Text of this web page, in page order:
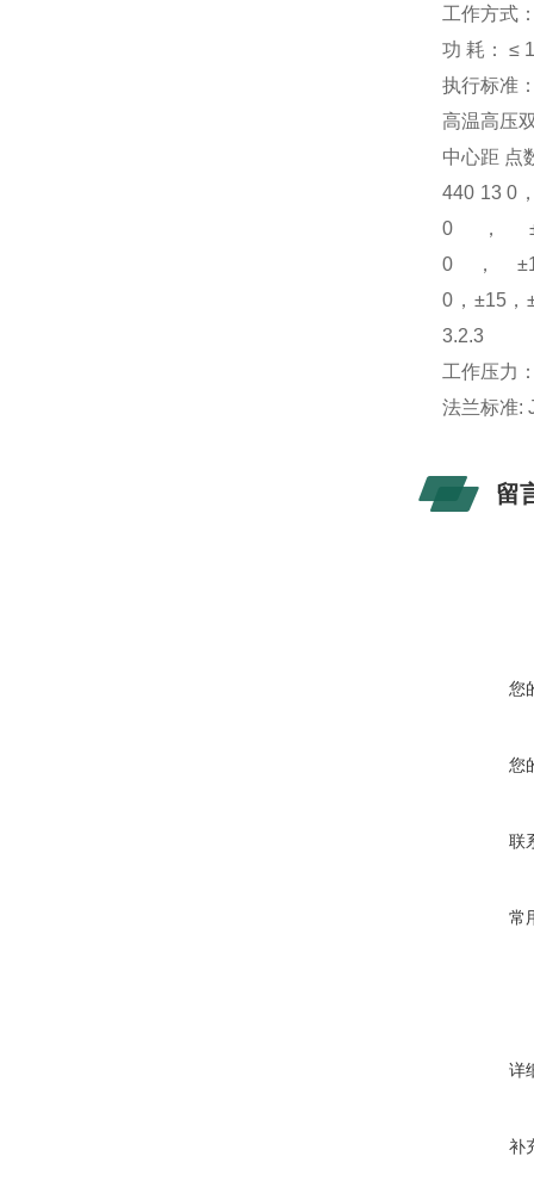
工作方式
功 耗： ≤
执行标准
高温高压
中心距 点
440 13 0
0，
0，
0，±15，
3.2.3
工作压力
法兰标准:
留
您
您
联
常
详
补